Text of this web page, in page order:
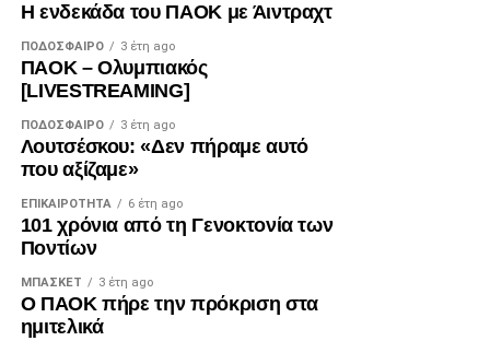
Η ενδεκάδα του ΠΑΟΚ με Άιντραχτ
ΠΟΔΌΣΦΑΙΡΟ 3 έτη ago
ΠΑΟΚ – Ολυμπιακός
[LIVESTREAMING]
ΠΟΔΌΣΦΑΙΡΟ 3 έτη ago
Λουτσέσκου: «Δεν πήραμε αυτό
που αξίζαμε»
ΕΠΙΚΑΙΡΌΤΗΤΑ 6 έτη ago
101 χρόνια από τη Γενοκτονία των
Ποντίων
ΜΠΆΣΚΕΤ 3 έτη ago
Ο ΠΑΟΚ πήρε την πρόκριση στα
ημιτελικά